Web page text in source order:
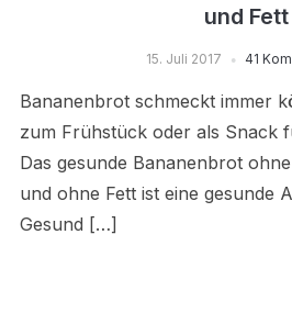
und Fett
15. Juli 2017 41
Bananenbrot schmeckt immer
zum Frühstück oder als Snack
Das gesunde Bananenbrot
und ohne Fett ist eine gesunde
Gesund […]